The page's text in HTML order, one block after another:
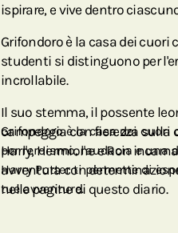
ispirare, e vive dentro
Grifondoro è la casa dei cuori
studenti si distinguono per
incrollabile.
Il suo stemma, il possente
campeggia con fierezza sulla
Harry, Hermione e Ron
avventura con
nelle pagine di questo diario.
Grifondoro è la casa dei
per l'eroismo, l'audacia e una
Harry Potter ti permette di
tue avventure.